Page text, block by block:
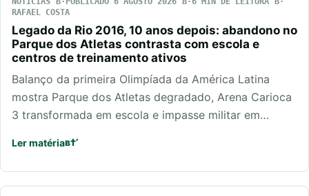
RAFAEL COSTA
Legado da Rio 2016, 10 anos depois: abandono no
Parque dos Atletas contrasta com escola e
centros de treinamento ativos
Balanço da primeira Olimpíada da América Latina
mostra Parque dos Atletas degradado, Arena Carioca
3 transformada em escola e impasse militar em…
Ler matéria